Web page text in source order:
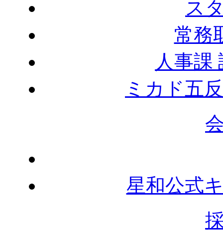
ス
常務
人事課
ミカド五
星和公式